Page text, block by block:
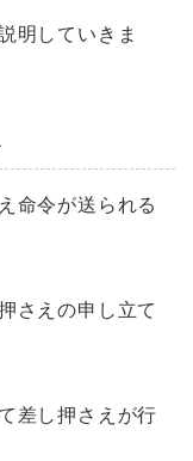
明していきま
命令が送られる
さえの申し立て
差し押さえが行